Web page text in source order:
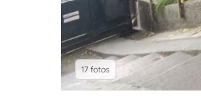
17 fotos